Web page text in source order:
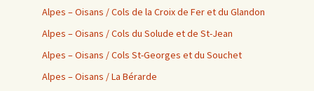
Alpes – Oisans / Cols de la Croix de Fer et du Glandon
Alpes – Oisans / Cols du Solude et de St-Jean
Alpes – Oisans / Cols St-Georges et du Souchet
Alpes – Oisans / La Bérarde